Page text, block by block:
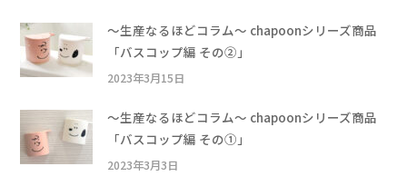
〜生産なるほどコラム〜 chapoonシリーズ商品
「バスコップ編 その②」
2023年3月15日
〜生産なるほどコラム〜 chapoonシリーズ商品
「バスコップ編 その①」
2023年3月3日